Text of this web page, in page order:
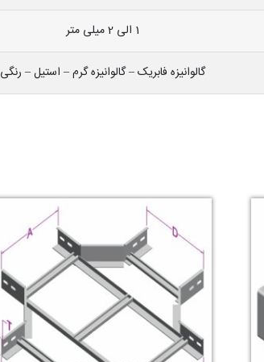
1 الی 2 میلی متر
گالوانیزه فابریک – گالوانیزه گرم – استیل – رنگی